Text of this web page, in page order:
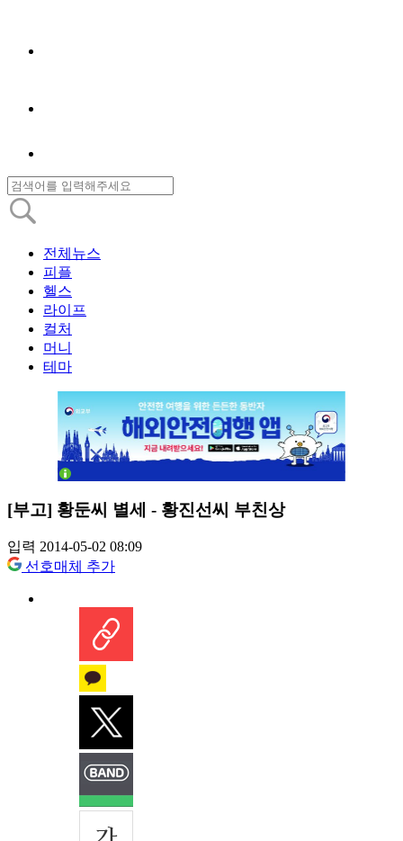
전체뉴스
피플
헬스
라이프
컬처
머니
테마
[부고] 황둔씨 별세 - 황진선씨 부친상
입력 2014-05-02 08:09
선호매체 추가